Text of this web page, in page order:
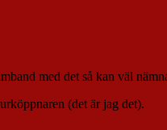
med det så kan väl
(det är jag det).